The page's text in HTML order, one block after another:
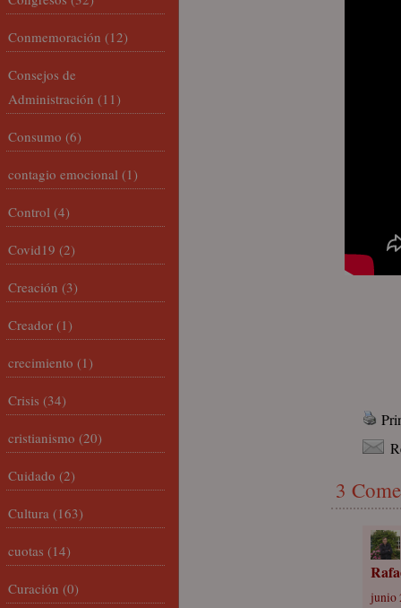
3
junio
Conmemoración (12)
Consejos de
Administración (11)
Consumo (6)
contagio emocional (1)
Control (4)
Covid19 (2)
Creación (3)
Creador (1)
crecimiento (1)
Crisis (34)
cristianismo (20)
Cuidado (2)
Cultura (163)
cuotas (14)
Curación (0)